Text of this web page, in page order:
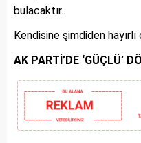
bulacaktır..
Kendisine şimdiden
AK PARTİ’DE ‘GÜÇLÜ’